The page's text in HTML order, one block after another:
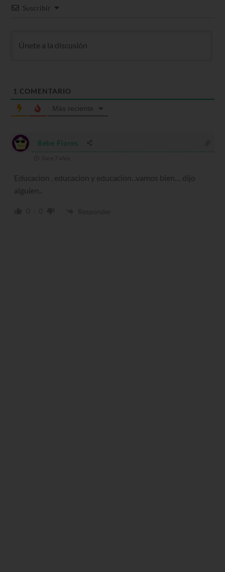
Suscribir
1 COMENTARIO
Más reciente
Bebe Flores
Educacion , educacion y educacion. .vamos bien… dijo
alguien..